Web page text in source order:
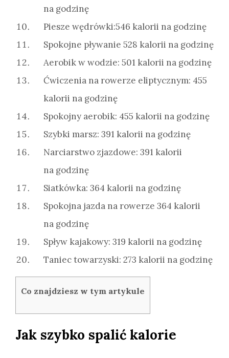
na godzinę
Piesze wędrówki:546 kalorii na godzinę
Spokojne pływanie 528 kalorii na godzinę
Aerobik w wodzie: 501 kalorii na godzinę
Ćwiczenia na rowerze eliptycznym: 455
kalorii na godzinę
Spokojny aerobik: 455 kalorii na godzinę
Szybki marsz: 391 kalorii na godzinę
Narciarstwo zjazdowe: 391 kalorii
na godzinę
Siatkówka: 364 kalorii na godzinę
Spokojna jazda na rowerze 364 kalorii
na godzinę
Spływ kajakowy: 319 kalorii na godzinę
Taniec towarzyski: 273 kalorii na godzinę
Co znajdziesz w tym artykule
Jak szybko spalić kalorie